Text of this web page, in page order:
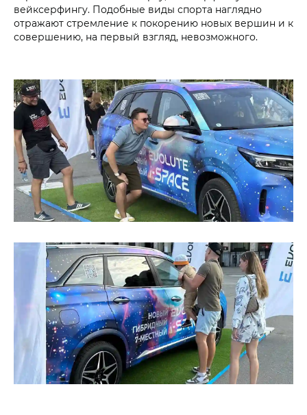
вейксерфингу. Подобные виды спорта наглядно
отражают стремление к покорению новых вершин и к
совершению, на первый взгляд, невозможного.